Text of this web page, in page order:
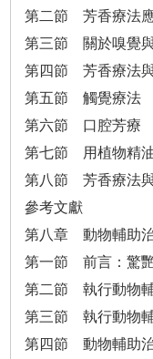
第二節 芳香療法
第三節 關於嗅覺
第四節 芳香療法
第五節 觸覺療法
第六節 口腔芳療
第七節 用植物精
第八節 芳香療法
參考文獻
第八章 動物輔助
第一節 前言：驚
第二節 執行動物
第三節 執行動物
第四節 動物輔助